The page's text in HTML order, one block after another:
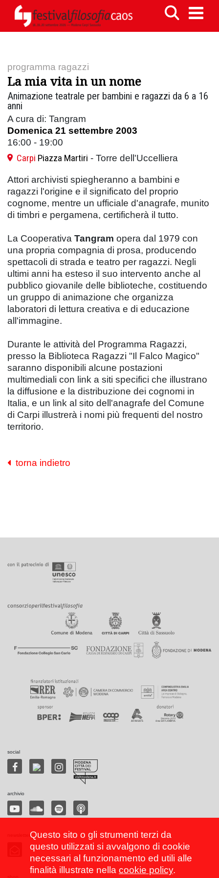
programma ragazzi
La mia vita in un nome
Animazione teatrale per bambini e ragazzi da 6 a 16
anni
A cura di: Tangram
Domenica 21 settembre 2003
16:00 - 19:00
Carpi Piazza Martiri - Torre dell'Uccelliera
Attori archivisti spiegheranno a bambini e
ragazzi l'origine e il significato del proprio
cognome, mentre un ufficiale d'anagrafe, munito
di timbri e pergamena, certificherà il tutto.
La Cooperativa Tangram opera dal 1979 con
una propria compagnia di prosa, producendo
spettacoli di strada e teatro per ragazzi. Negli
ultimi anni ha esteso il suo intervento anche al
pubblico giovanile delle biblioteche, costituendo
un gruppo di animazione che organizza
laboratori di lettura creativa e di educazione
all'immagine.
Durante le attività del Programma Ragazzi,
presso la Biblioteca Ragazzi "Il Falco Magico"
saranno disponibili alcune postazioni
multimediali con link a siti specifici che illustrano
la diffusione e la distribuzione dei cognomi in
Italia, e un link al sito dell'anagrafe del Comune
di Carpi illustrerà i nomi più frequenti del nostro
territorio.
torna indietro
social
archivio
Questo sito o gli strumenti terzi da
questo utilizzati si avvalgono di cookie
necessari al funzionamento ed utili alle
finalità illustrate nella cookie policy.